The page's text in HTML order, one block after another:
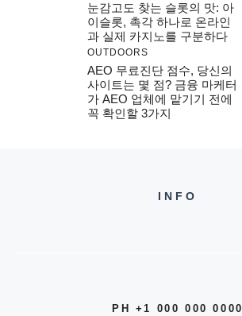
눈감고도 찾는 슬롯의 맛: 아
이슬롯, 촉각 하나로 온라인
과 실제 카지노를 구분하다
OUTDOORS
AEO 무료진단 점수, 당신의
사이트는 몇 점? 금융 마케터
가 AEO 업체에 맡기기 전에
꼭 확인할 3가지
INFO
PH +1 000 000 0000